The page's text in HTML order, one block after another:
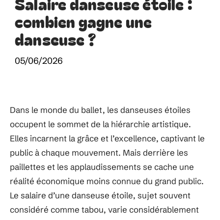
combien gagne une
danseuse ?
05/06/2026
Dans le monde du ballet, les danseuses étoiles
occupent le sommet de la hiérarchie artistique.
Elles incarnent la grâce et l’excellence, captivant le
public à chaque mouvement. Mais derrière les
paillettes et les applaudissements se cache une
réalité économique moins connue du grand public.
Le salaire d’une danseuse étoile, sujet souvent
considéré comme tabou, varie considérablement